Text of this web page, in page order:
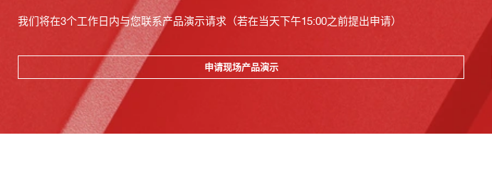
我们将在3个工作日内与您联系产品演示请求（若在当天下午15:00之前提出申请）
申请现场产品演示